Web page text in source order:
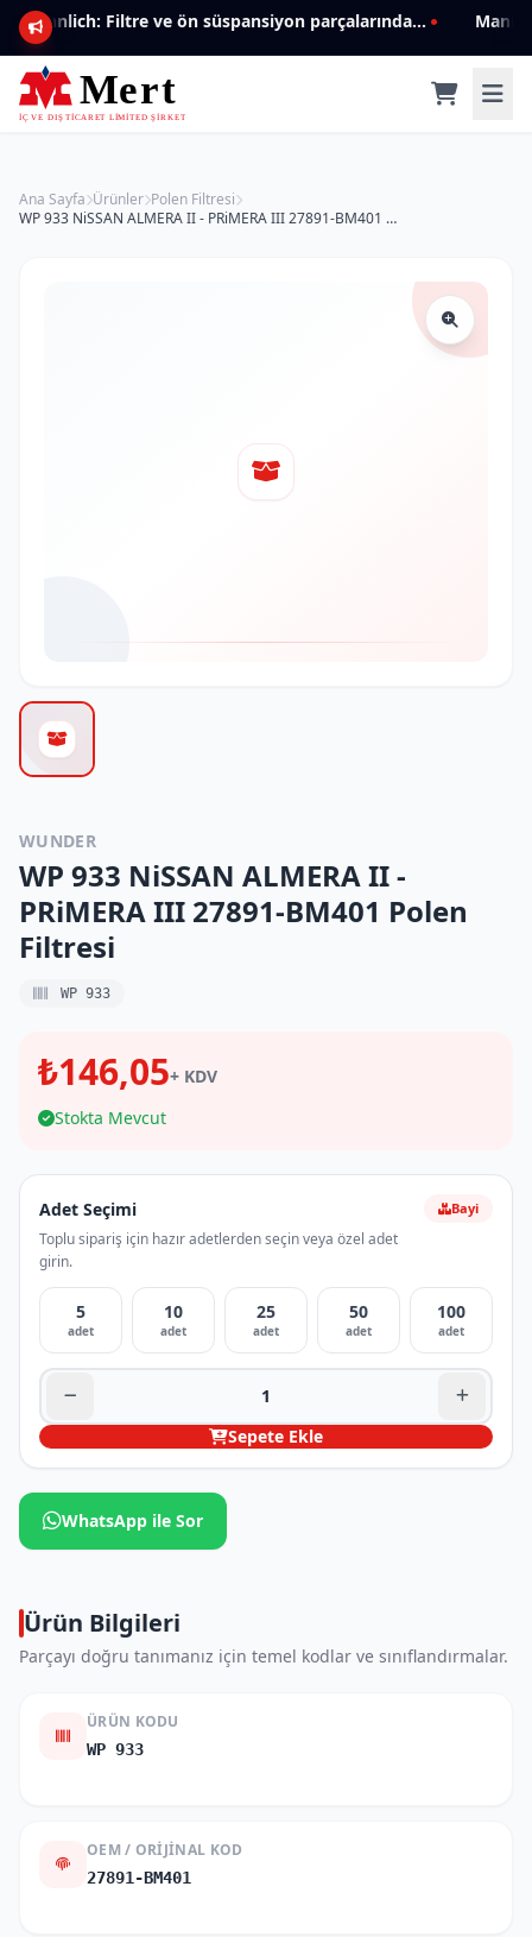
Mannlich: Filtre ve ön süspansiyon parçalarında genişleyen ürün yelpazesiyle kalite ve güven.
Ana Sayfa Ürünler Polen Filtresi
WP 933 NiSSAN ALMERA II - PRiMERA III 27891-BM401 Polen Filtresi
WUNDER
WP 933 NiSSAN ALMERA II -
PRiMERA III 27891-BM401 Polen
Filtresi
WP 933
₺146,05+ KDV
Stokta Mevcut
Adet Seçimi
Toplu sipariş için hazır adetlerden seçin veya özel adet
girin.
Bayi
5
adet
10
adet
25
adet
50
adet
100
adet
Sepete Ekle
WhatsApp ile Sor
Ürün Bilgileri
Parçayı doğru tanımanız için temel kodlar ve sınıflandırmalar.
ÜRÜN KODU
WP 933
OEM / ORIJINAL KOD
27891-BM401